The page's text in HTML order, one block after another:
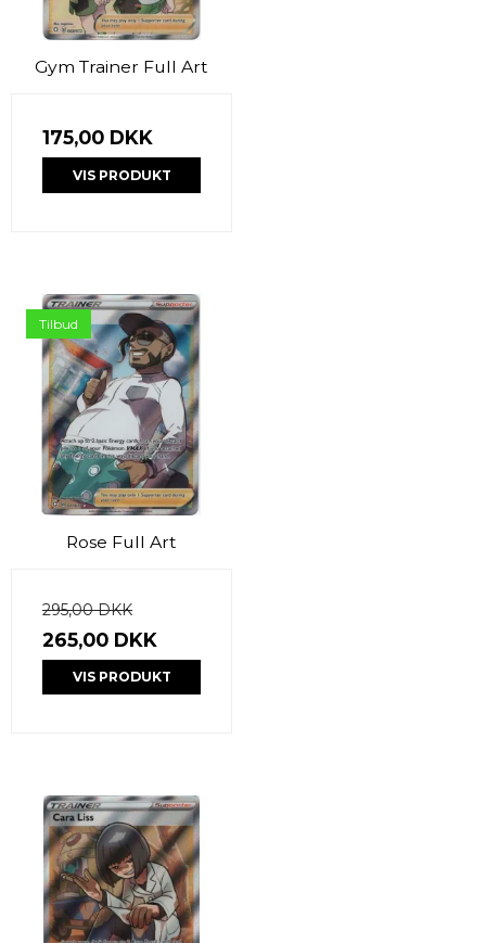
Gym Trainer Full Art
175,00 DKK
VIS PRODUKT
Tilbud
Rose Full Art
295,00 DKK
265,00 DKK
VIS PRODUKT